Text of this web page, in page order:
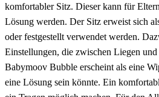
komfortabler Sitz. Dieser kann für
Lösung werden. Der Sitz erweist sich
oder festgestellt verwendet werden.
Einstellungen, die zwischen Liegen
Babymoov Bubble erscheint als eine
eine Lösung sein könnte. Ein